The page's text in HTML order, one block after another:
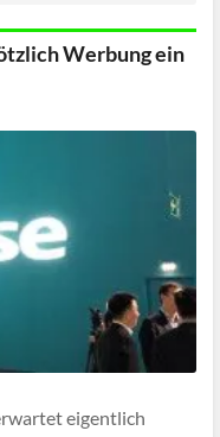
Werbung ein
eigentlich